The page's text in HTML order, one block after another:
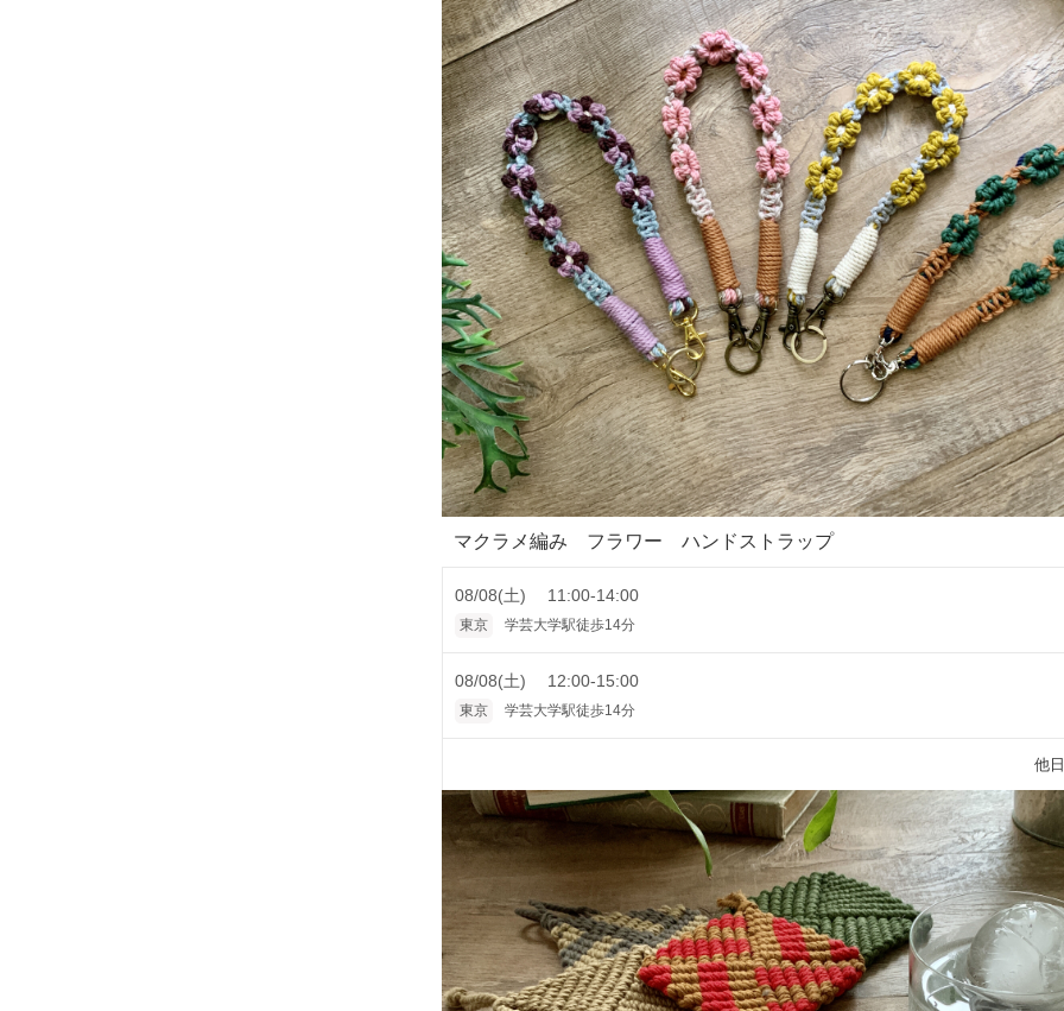
マクラメ編み フラワー ハンドストラップ
08/08(土) 11:00-14:00
東京 学芸大学駅徒歩14分
08/08(土) 12:00-15:00
東京 学芸大学駅徒歩14分
他